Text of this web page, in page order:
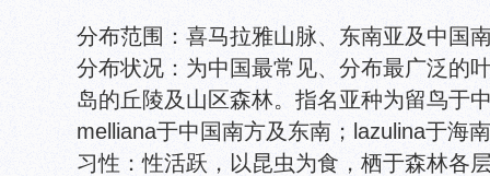
分布范围：喜马拉雅山脉、东南亚及中国
分布状况：为中国最常见、分布最广泛的
岛的丘陵及山区森林。指名亚种为留鸟于
melliana于中国南方及东南；lazulina于海
习性：性活跃，以昆虫为食，栖于森林各